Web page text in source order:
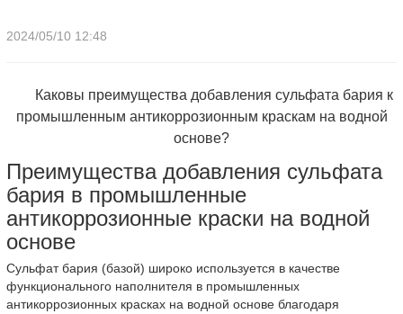
2024/05/10 12:48
Каковы преимущества добавления сульфата бария к
промышленным антикоррозионным краскам на водной
основе?
Преимущества добавления сульфата
бария в промышленные
антикоррозионные краски на водной
основе
Сульфат бария (базой) широко используется в качестве
функционального наполнителя в промышленных
антикоррозионных красках на водной основе благодаря